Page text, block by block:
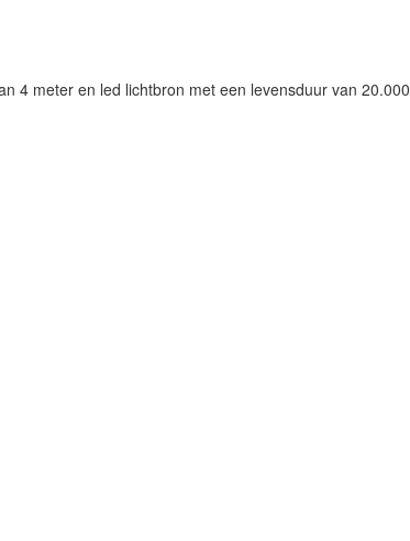
4 meter en led lichtbron met een levensduur van 20.000